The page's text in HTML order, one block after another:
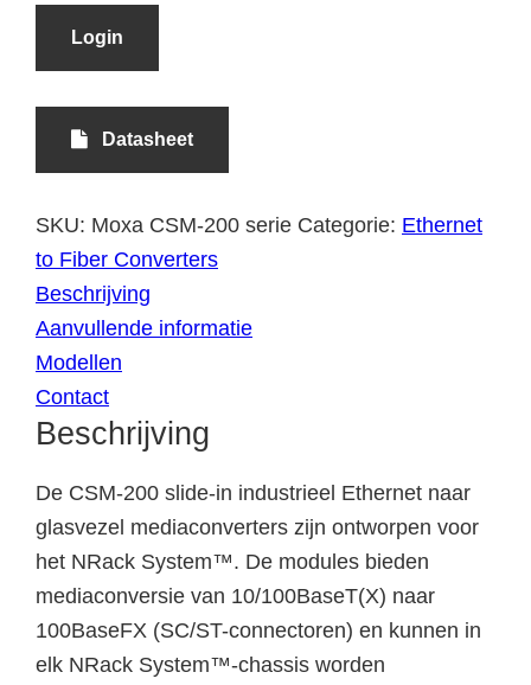
Login
Datasheet
SKU: Moxa CSM-200 serie Categorie: Ethernet
to Fiber Converters
Beschrijving
Aanvullende informatie
Modellen
Contact
Beschrijving
De CSM-200 slide-in industrieel Ethernet naar
glasvezel mediaconverters zijn ontworpen voor
het NRack System™. De modules bieden
mediaconversie van 10/100BaseT(X) naar
100BaseFX (SC/ST-connectoren) en kunnen in
elk NRack System™-chassis worden